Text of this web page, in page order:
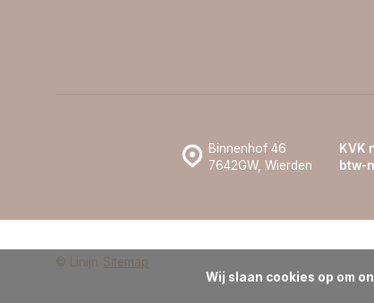
Binnenhof 46
7642GW, Wierden
KVK
btw-
© Linijn Sitemap
Wij slaan cookies op om